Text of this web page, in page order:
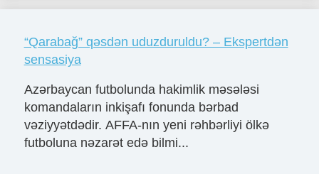
“Qarabağ” qəsdən uduzduruldu? – Ekspertdən
sensasiya
Azərbaycan futbolunda hakimlik məsələsi
komandaların inkişafı fonunda bərbad
vəziyyətdədir. AFFA-nın yeni rəhbərliyi ölkə
futboluna nəzarət edə bilmi...